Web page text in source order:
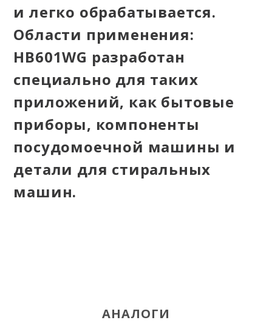
и легко обрабатывается.
Области применения:
HB601WG разработан
специально для таких
приложений, как бытовые
приборы, компоненты
посудомоечной машины и
детали для стиральных
машин.
АНАЛОГИ